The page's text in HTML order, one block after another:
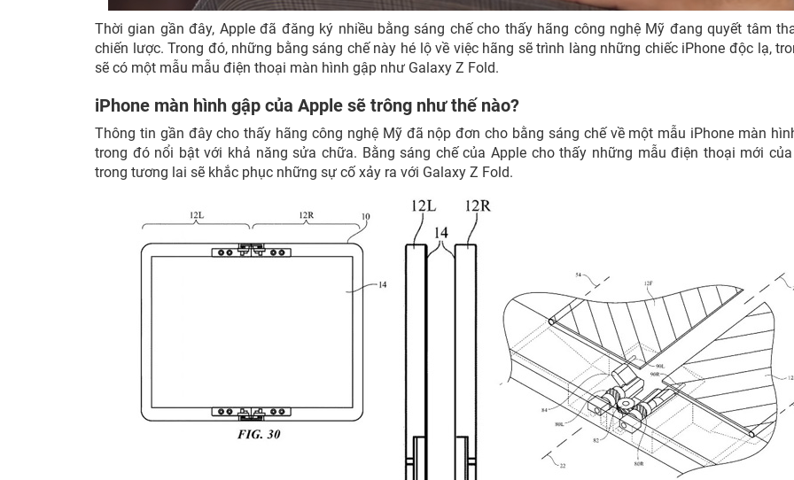
Thời gian gần đây, Apple đã đăng ký nhiều bằng sáng chế cho thấy hãng công nghệ Mỹ đang quyết tâm
chiến lược. Trong đó, những bằng sáng chế này hé lộ về việc hãng sẽ trình làng những chiếc iPhone độc lạ,
sẽ có một mẫu mẫu điện thoại màn hình gập như Galaxy Z Fold.
iPhone màn hình gập của Apple sẽ trông như thế nào?
Thông tin gần đây cho thấy hãng công nghệ Mỹ đã nộp đơn cho bằng sáng chế về một mẫu iPhone màn
trong đó nổi bật với khả năng sửa chữa. Bằng sáng chế của Apple cho thấy những mẫu điện thoại mới
trong tương lai sẽ khắc phục những sự cố xảy ra với Galaxy Z Fold.